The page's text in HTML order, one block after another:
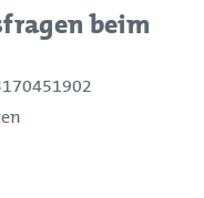
beim